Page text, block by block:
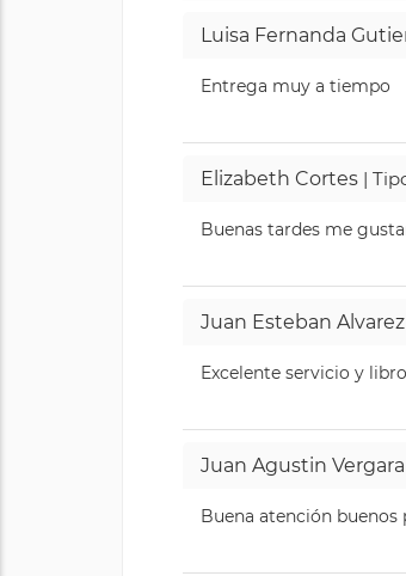
Luisa Fernanda
Entrega muy a tiempo
Elizabeth Cortes |
Buenas tardes me
Juan Esteban
Excelente servicio y libro
Juan Agustin
Buena atención buenos